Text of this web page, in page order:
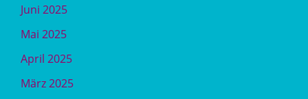
Juni 2025
Mai 2025
April 2025
März 2025